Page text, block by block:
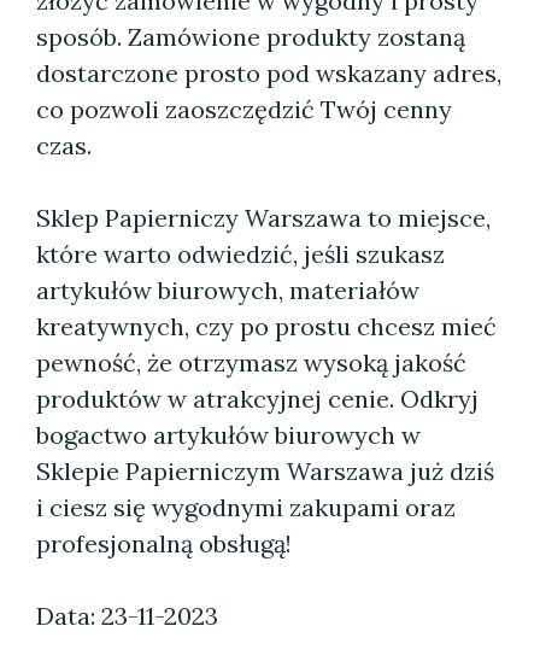
sposób. Zamówione produkty zostaną
dostarczone prosto pod wskazany adres,
co pozwoli zaoszczędzić Twój cenny
czas.
Sklep Papierniczy Warszawa to miejsce,
które warto odwiedzić, jeśli szukasz
artykułów biurowych, materiałów
kreatywnych, czy po prostu chcesz mieć
pewność, że otrzymasz wysoką jakość
produktów w atrakcyjnej cenie. Odkryj
bogactwo artykułów biurowych w
Sklepie Papierniczym Warszawa już dziś
i ciesz się wygodnymi zakupami oraz
profesjonalną obsługą!
Data: 23-11-2023